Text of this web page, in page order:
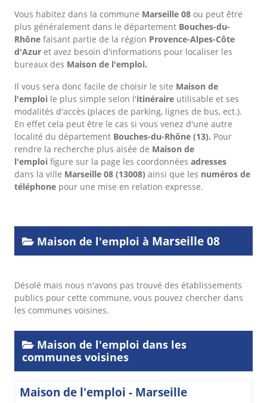
Vous habitez dans la commune Marseille 08 ou peut être
plus généralement dans le département Bouches-du-
Rhône faisant partie de la région Provence-Alpes-Côte
d'Azur et avez besoin d'informations pour localiser les
bureaux des Maison de l'emploi.
Il vous sera donc facile de choisir le site Maison de
l'emploi le plus simple selon l'itinéraire utilisable et ses
modalités d'accès (places de parking, lignes de bus, ect.).
En effet cela peut être le cas si vous venez d'une autre
localité du département Bouches-du-Rhône (13). Pour
rendre la recherche plus aisée de Maison de
l'emploi figure sur la page les coordonnées adresses
dans la ville Marseille 08 (13008) ainsi que les numéros de
téléphone pour une mise en relation expresse.
Maison de l'emploi à Marseille 08
Désolé mais nous n'avons pas trouvé des établissements
publics pour cette commune, vous pouvez chercher dans
les communes voisines.
Maison de l'emploi dans les
communes voisines
Maison de l'emploi - Marseille